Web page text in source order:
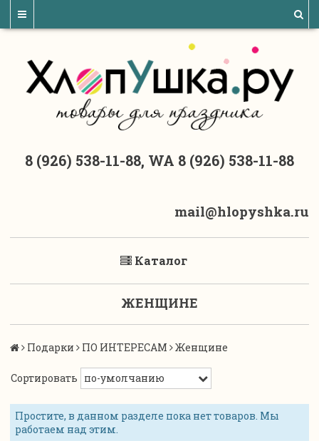
8 (926) 538-11-88, WA 8 (926) 538-11-88
mail@hlopyshka.ru
Каталог
ЖЕНЩИНЕ
Подарки ПО ИНТЕРЕСАМ Женщине
Сортировать
Простите, в данном разделе пока нет товаров. Мы
работаем над этим.